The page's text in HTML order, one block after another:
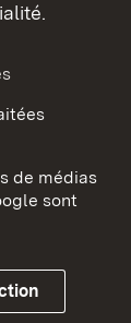
de médias
sont